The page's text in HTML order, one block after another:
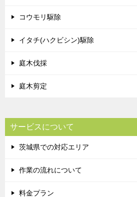
コウモリ駆除
イタチ(ハクビシン)駆除
庭木伐採
庭木剪定
サービスについて
茨城県での対応エリア
作業の流れについて
料金プラン